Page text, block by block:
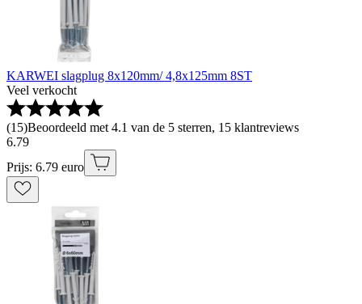
KARWEI slagplug 8x120mm/ 4,8x125mm 8ST
Veel verkocht
(15)Beoordeeld met 4.1 van de 5 sterren, 15 klantreviews
6.79
Prijs: 6.79 euro